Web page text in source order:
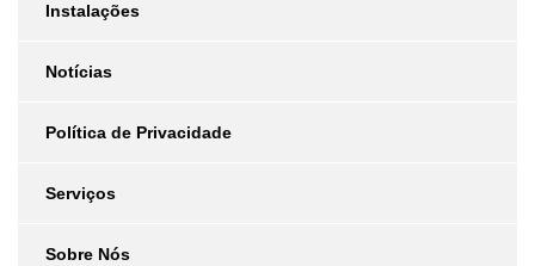
Instalações
Notícias
Política de Privacidade
Serviços
Sobre Nós